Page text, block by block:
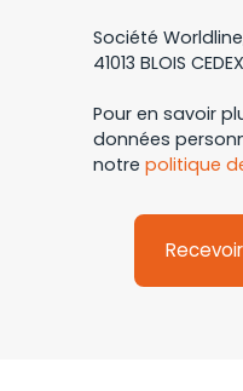
Société
41013 BLOIS
Pour en savoir
données
notre politique